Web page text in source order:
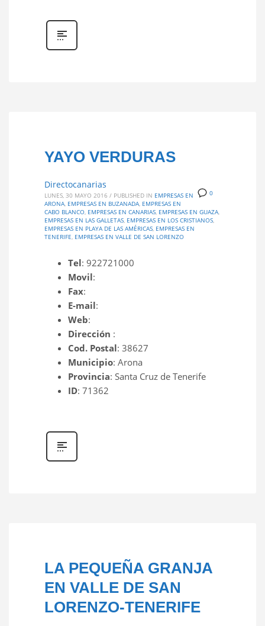
YAYO VERDURAS
0
Directocanarias
LUNES, 30 MAYO 2016 / PUBLISHED IN EMPRESAS EN
ARONA, EMPRESAS EN BUZANADA, EMPRESAS EN
CABO BLANCO, EMPRESAS EN CANARIAS, EMPRESAS EN GUAZA,
EMPRESAS EN LAS GALLETAS, EMPRESAS EN LOS CRISTIANOS,
EMPRESAS EN PLAYA DE LAS AMÉRICAS, EMPRESAS EN
TENERIFE, EMPRESAS EN VALLE DE SAN LORENZO
Tel: 922721000
Movil:
Fax:
E-mail:
Web:
Dirección :
Cod. Postal: 38627
Municipio: Arona
Provincia: Santa Cruz de Tenerife
ID: 71362
LA PEQUEÑA GRANJA
EN VALLE DE SAN
LORENZO-TENERIFE